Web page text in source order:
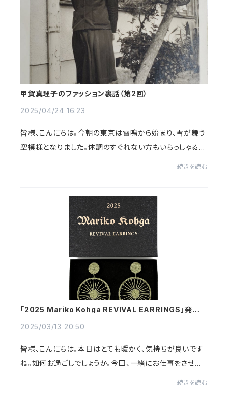
甲賀真理子のファッション裏話（第2回）
2025/04/24 16:23
皆様、こんにちは。今朝の東京は雷鳴から始まり、雪が舞う
空模様となりました。体調のすぐれない方もいらっしゃると
続きを読む
「2025 Mariko Kohga REVIVAL EARRINGS」発売の
2025/03/13 20:50
皆様、こんにちは。本日はとても暖かく、気持ちが良いです
ね。如何お過ごしでしょうか。今回、一緒にお仕事をさせて
続きを読む